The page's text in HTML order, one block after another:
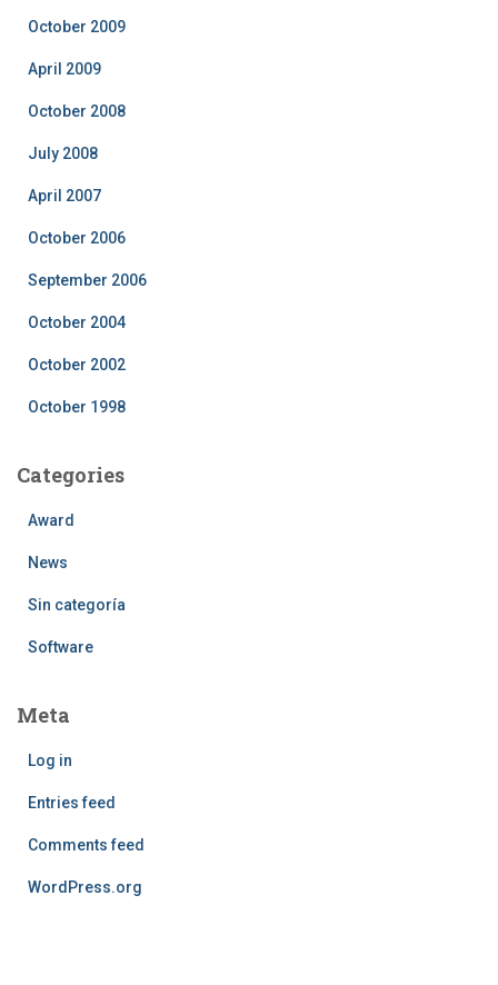
October 2009
April 2009
October 2008
July 2008
April 2007
October 2006
September 2006
October 2004
October 2002
October 1998
Categories
Award
News
Sin categoría
Software
Meta
Log in
Entries feed
Comments feed
WordPress.org